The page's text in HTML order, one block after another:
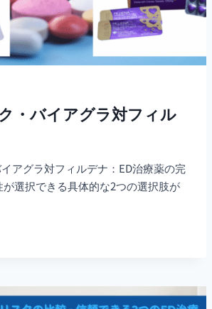
・バイアグラ対フィル
アグラ対フィルデナ：ED治療薬の完
選択できる具体的な2つの選択肢が